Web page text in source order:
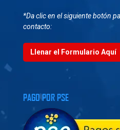
*Da clic en el siguiente botón
contacto:
Llenar el Formulario Aquí
PAGO POR PSE